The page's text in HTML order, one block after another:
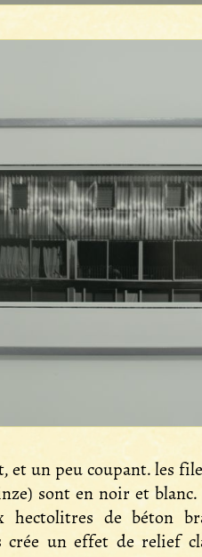
et un peu coupant. les
sont en noir et
hectolitres de béton
crée un effet de relief